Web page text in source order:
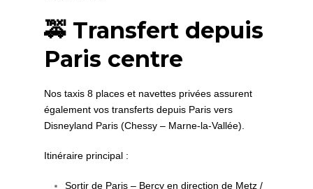
🚕 Transfert depuis
Paris centre
Nos taxis 8 places et navettes privées assurent
également vos transferts depuis Paris vers
Disneyland Paris (Chessy – Marne-la-Vallée).
Itinéraire principal :
Sortir de Paris – Bercy en direction de Metz /